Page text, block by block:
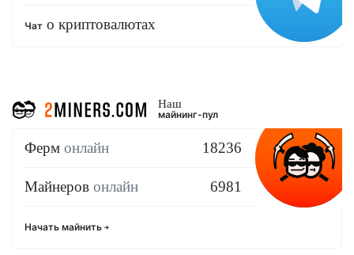
Чат о криптовалютах
Наш
майнинг-пул
Ферм онлайн 18236
Майнеров онлайн 6981
Начать майнить